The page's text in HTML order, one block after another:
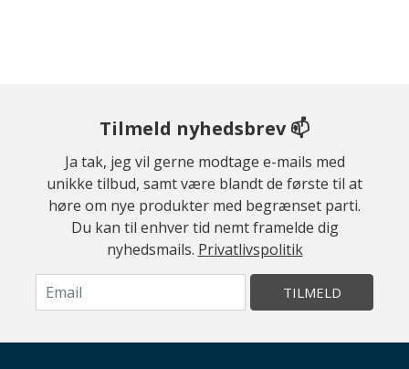
Tilmeld nyhedsbrev 📫
Ja tak, jeg vil gerne modtage e-mails med
unikke tilbud, samt være blandt de første til at
høre om nye produkter med begrænset parti.
Du kan til enhver tid nemt framelde dig
nyhedsmails. Privatlivspolitik
TILMELD